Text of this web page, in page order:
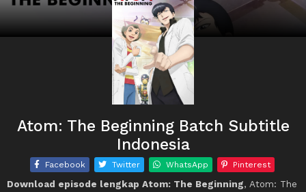
Atom: The Beginning Batch Subtitle
Indonesia
Facebook Twitter WhatsApp Pinterest
Download episode lengkap Atom: The Beginning, Atom: The